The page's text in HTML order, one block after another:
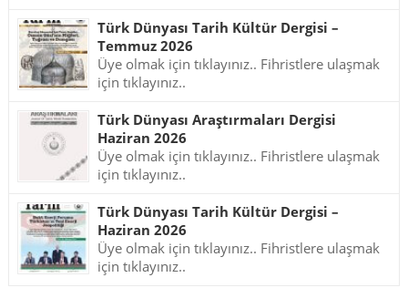
Türk Dünyası Tarih Kültür Dergisi –
Temmuz 2026
Üye olmak için tıklayınız.. Fihristlere ulaşmak
için tıklayınız..
Türk Dünyası Araştırmaları Dergisi
Haziran 2026
Üye olmak için tıklayınız.. Fihristlere ulaşmak
için tıklayınız..
Türk Dünyası Tarih Kültür Dergisi –
Haziran 2026
Üye olmak için tıklayınız.. Fihristlere ulaşmak
için tıklayınız..